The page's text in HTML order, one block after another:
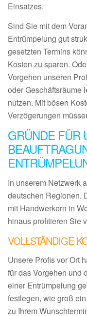
Einsatzes.
Sind Sie mit dem
Entrümpelung gut
gesetzten Termins
Kosten zu sparen.
Vorgehen unseren
oder Geschäftsräume
nutzen. Mit bösen
Verzögerungen
GRÜNDE FÜR
In unserem Netzwerk
deutschen Regionen.
mit Handwerkern in
hinaus profitieren Sie
VOLLSTÄNDIGE
Unsere Profis vor Ort
für das Vorgehen und
einer Entrümpelung
festlegen, wie groß
zu Ihrem